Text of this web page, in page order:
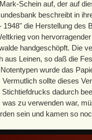
Schein auf, der auf
beschreibt in
die Herstellung des
von
handgeschöpft. Die
aus Leinen, so daß die
wurde das
sollte dieses
dadurch
zu verwenden war,
sein und kamen so